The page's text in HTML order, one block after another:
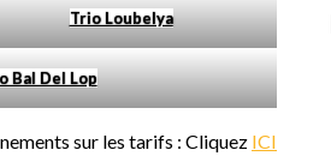
Trio Loubelya
Bal Del Lop
sur les tarifs : Cliquez ICI